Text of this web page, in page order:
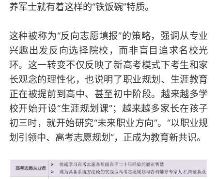
养军士就有着这样的“铁饭碗”特质。
这种被称为“反向志愿填报”的策略，强调从专业
兴趣出发反向选择院校，而非盲目追求名校光
环。这一转变不仅反映了新高考模式下考生和家
长观念的理性化，也说明了职业规划、生涯教育
正在被提前到高中、甚至初中阶段。越来越多学
校开始开设“生涯规划课”；越来越多家长在孩子
初三时，就开始研究“未来职业方向”。“以职业规
划引领中、高考志愿规划”，正成为教育新共识。